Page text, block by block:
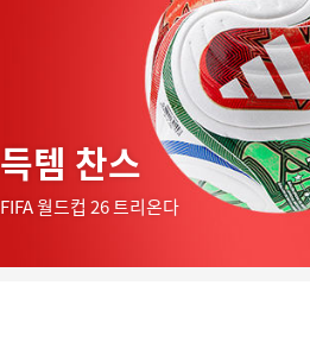
득템 찬스
FIFA 월드컵 26 트리온다